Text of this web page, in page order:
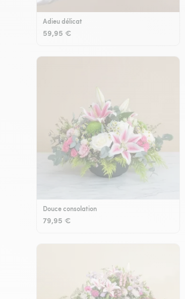
Adieu délicat
59,95 €
Douce consolation
79,95 €